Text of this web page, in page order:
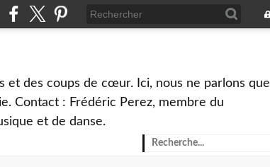
des coups de cœur. Ici, nous ne parlons que
Contact : Frédéric Perez, membre du
et de danse.